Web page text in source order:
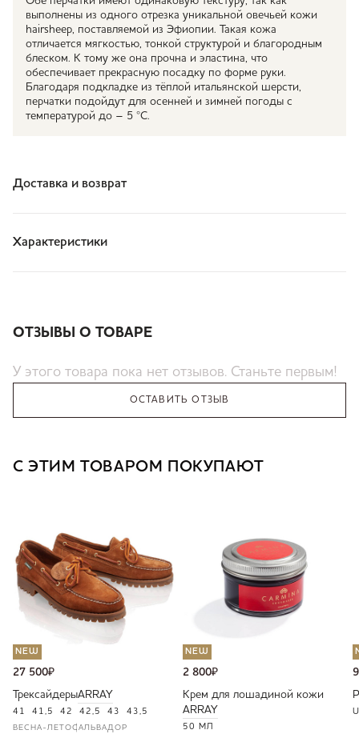
выполнены из одного отрезка уникальной овечьей кожи
hairsheep, поставляемой из Эфиопии. Такая кожа
отличается мягкостью, тонкой структурой и благородным
блеском. К тому же она прочна и эластина, что
обеспечивает прекрасную посадку по форме руки.
Благодаря подкладке из тёплой итальянской шерсти,
перчатки подойдут для осенней и зимней погоды с
температурой до – 5 °С.
Доставка и возврат
Характеристики
ОТЗЫВЫ О ТОВАРЕ
У этого товара пока нет отзывов. Станьте первым!
ОСТАВИТЬ ОТЗЫВ
С ЭТИМ ТОВАРОМ ПОКУПАЮТ
NEW
27 500₽
ТрексайдерыARRAY
41 41,5 42 42,5 43 43,5
ВЕСНА-ЛЕТОСАЛЬВАДОР
NEW
2 800₽
Крем для лошадиной кожи
ARRAY
50 МЛ